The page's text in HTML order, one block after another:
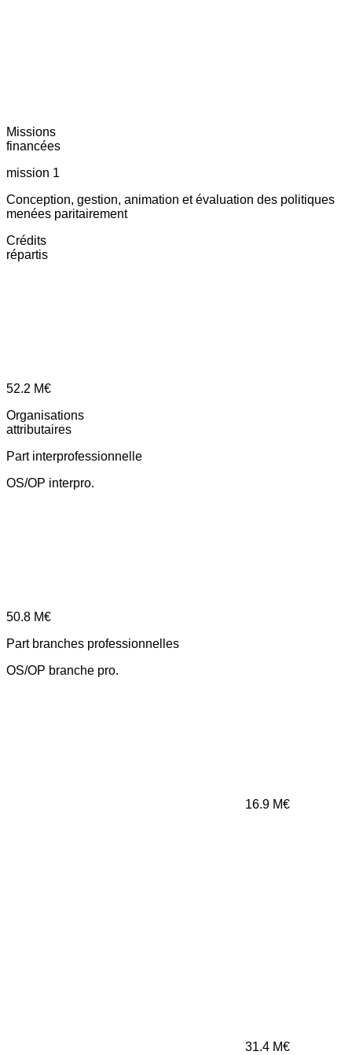
Missions
financées
mission 1
Conception, gestion, animation et évaluation des politiques
menées paritairement
Crédits
répartis
52.2 M€
Organisations
attributaires
Part interprofessionnelle
OS/OP interpro.
50.8 M€
Part branches professionnelles
OS/OP branche pro.
16.9 M€
31.4 M€